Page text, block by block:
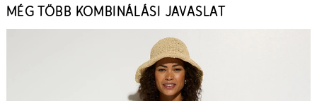
MÉG TÖBB KOMBINÁLÁSI JAVASLAT